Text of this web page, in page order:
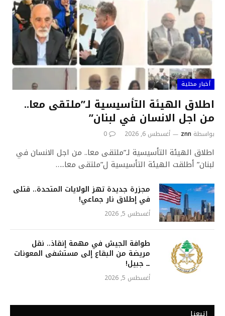
أخبار محلية
اطلاق الهيئة التأسيسية لـ”ملتقى معا..
من اجل الانسان في لبنان”
بواسطة znn أغسطس 6, 2026 0
اطلاق الهيئة التأسيسية لـ”ملتقى معا.. من اجل الانسان في
لبنان” أطلقت الهيئة التأسيسية ل”ملتقى معا..…
مجزرة جديدة تهز الولايات المتحدة.. قتلى
في إطلاق نار جماعي!
أغسطس 5, 2026
طوافة الجيش في مهمة إنقاذ.. نقل
مريضة من البقاع إلى مستشفى المعونات
ــ جبيل!
أغسطس 5, 2026